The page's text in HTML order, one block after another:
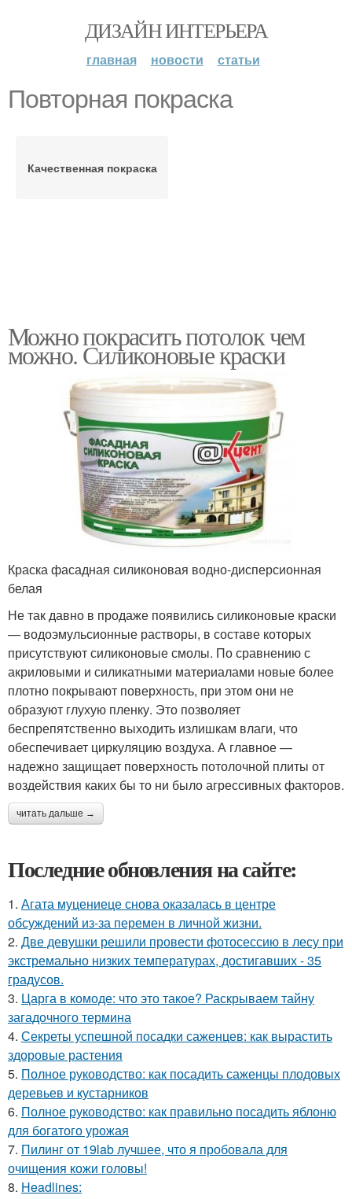
ДИЗАЙН ИНТЕРЬЕРА
главная новости статьи
Повторная покраска
Качественная покраска
Можно покрасить потолок чем
можно. Силиконовые краски
Краска фасадная силиконовая водно-дисперсионная
белая
Не так давно в продаже появились силиконовые краски
— водоэмульсионные растворы, в составе которых
присутствуют силиконовые смолы. По сравнению с
акриловыми и силикатными материалами новые более
плотно покрывают поверхность, при этом они не
образуют глухую пленку. Это позволяет
беспрепятственно выходить излишкам влаги, что
обеспечивает циркуляцию воздуха. А главное —
надежно защищает поверхность потолочной плиты от
воздействия каких бы то ни было агрессивных факторов.
читать дальше →
Последние обновления на сайте:
1. Агата муцениеце снова оказалась в центре
обсуждений из-за перемен в личной жизни.
2. Две девушки решили провести фотосессию в лесу при
экстремально низких температурах, достигавших - 35
градусов.
3. Царга в комоде: что это такое? Раскрываем тайну
загадочного термина
4. Секреты успешной посадки саженцев: как вырастить
здоровые растения
5. Полное руководство: как посадить саженцы плодовых
деревьев и кустарников
6. Полное руководство: как правильно посадить яблоню
для богатого урожая
7. Пилинг от 19lab лучшее, что я пробовала для
очищения кожи головы!
8. Headlines: